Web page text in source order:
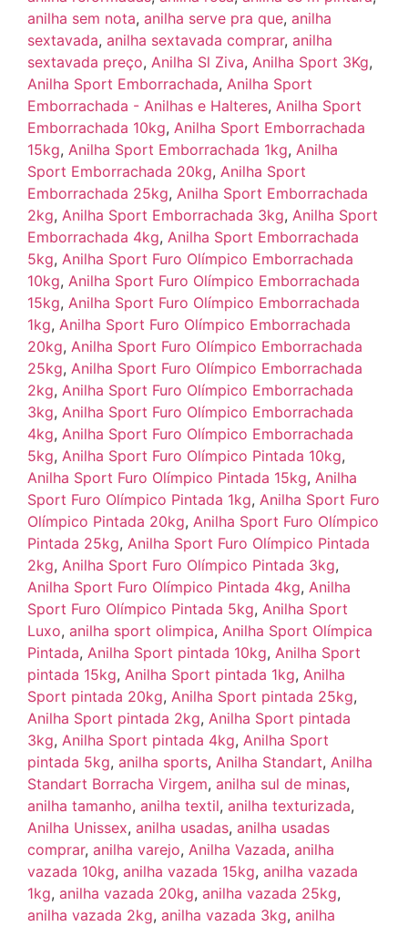
anilha sem nota, anilha serve pra que, anilha
sextavada, anilha sextavada comprar, anilha
sextavada preço, Anilha Sl Ziva, Anilha Sport 3Kg,
Anilha Sport Emborrachada, Anilha Sport
Emborrachada - Anilhas e Halteres, Anilha Sport
Emborrachada 10kg, Anilha Sport Emborrachada
15kg, Anilha Sport Emborrachada 1kg, Anilha
Sport Emborrachada 20kg, Anilha Sport
Emborrachada 25kg, Anilha Sport Emborrachada
2kg, Anilha Sport Emborrachada 3kg, Anilha Sport
Emborrachada 4kg, Anilha Sport Emborrachada
5kg, Anilha Sport Furo Olímpico Emborrachada
10kg, Anilha Sport Furo Olímpico Emborrachada
15kg, Anilha Sport Furo Olímpico Emborrachada
1kg, Anilha Sport Furo Olímpico Emborrachada
20kg, Anilha Sport Furo Olímpico Emborrachada
25kg, Anilha Sport Furo Olímpico Emborrachada
2kg, Anilha Sport Furo Olímpico Emborrachada
3kg, Anilha Sport Furo Olímpico Emborrachada
4kg, Anilha Sport Furo Olímpico Emborrachada
5kg, Anilha Sport Furo Olímpico Pintada 10kg,
Anilha Sport Furo Olímpico Pintada 15kg, Anilha
Sport Furo Olímpico Pintada 1kg, Anilha Sport Furo
Olímpico Pintada 20kg, Anilha Sport Furo Olímpico
Pintada 25kg, Anilha Sport Furo Olímpico Pintada
2kg, Anilha Sport Furo Olímpico Pintada 3kg,
Anilha Sport Furo Olímpico Pintada 4kg, Anilha
Sport Furo Olímpico Pintada 5kg, Anilha Sport
Luxo, anilha sport olimpica, Anilha Sport Olímpica
Pintada, Anilha Sport pintada 10kg, Anilha Sport
pintada 15kg, Anilha Sport pintada 1kg, Anilha
Sport pintada 20kg, Anilha Sport pintada 25kg,
Anilha Sport pintada 2kg, Anilha Sport pintada
3kg, Anilha Sport pintada 4kg, Anilha Sport
pintada 5kg, anilha sports, Anilha Standart, Anilha
Standart Borracha Virgem, anilha sul de minas,
anilha tamanho, anilha textil, anilha texturizada,
Anilha Unissex, anilha usadas, anilha usadas
comprar, anilha varejo, Anilha Vazada, anilha
vazada 10kg, anilha vazada 15kg, anilha vazada
1kg, anilha vazada 20kg, anilha vazada 25kg,
anilha vazada 2kg, anilha vazada 3kg, anilha